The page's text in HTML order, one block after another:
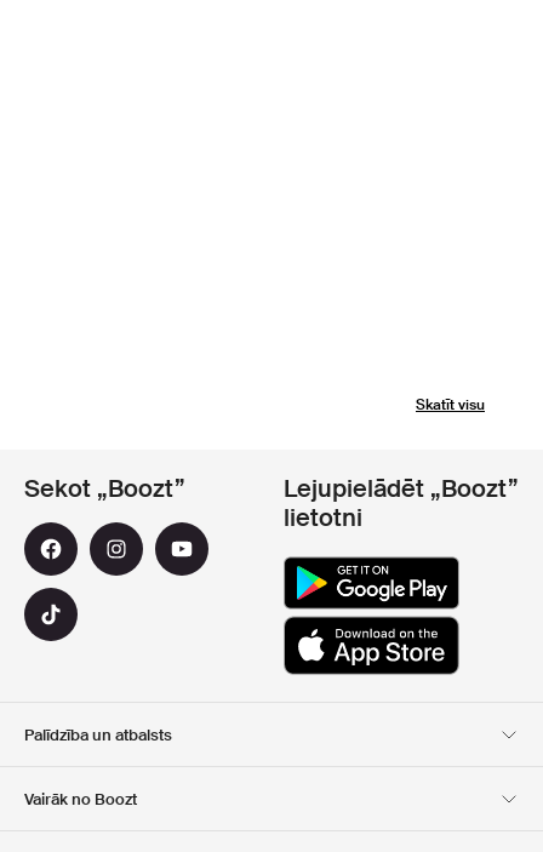
Skatīt visu
Palīdzība un atbalsts
Vairāk no Boozt
Sekot „Boozt”
Lejupielādēt „Boozt”
lietotni